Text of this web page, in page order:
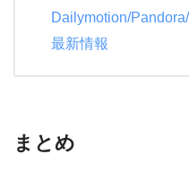
Dailymotion/
最新情報
まとめ